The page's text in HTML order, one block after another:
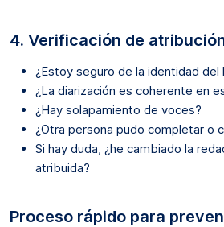
4. Verificación de
¿Estoy seguro de la identidad del
¿La diarización es coherente en
¿Hay solapamiento de voces?
¿Otra persona pudo completar o
Si hay duda, ¿he cambiado la
atribuida?
Proceso rápido para